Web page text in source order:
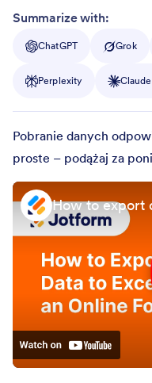
Post ID
Summarize with:
ChatGPT Grok
Perplexity
Pobranie danych
proste – podążaj za